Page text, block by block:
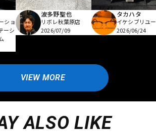
ショ
ーシ
波多野聖也
リボレ秋葉原店
2026/07/09
タカハタ
イケシブリユ
2026/06/24
VIEW MORE
ALSO LIKE